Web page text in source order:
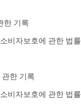
한 기록
비자보호에 관한 법률
한 기록
비자보호에 관한 법률